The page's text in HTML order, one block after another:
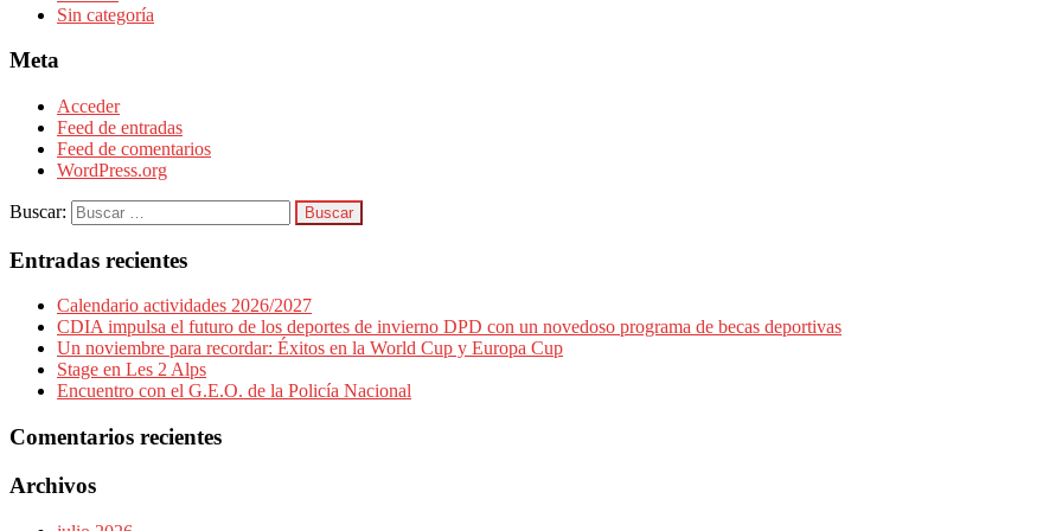
Sin categoría
Meta
Acceder
Feed de entradas
Feed de comentarios
WordPress.org
Buscar:
Entradas recientes
Calendario actividades 2026/2027
CDIA impulsa el futuro de los deportes de invierno DPD con un novedoso programa de becas deportivas
Un noviembre para recordar: Éxitos en la World Cup y Europa Cup
Stage en Les 2 Alps
Encuentro con el G.E.O. de la Policía Nacional
Comentarios recientes
Archivos